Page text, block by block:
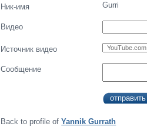
Ник-имя Gurri
Видео
Источник видео
Сообщение
Back to profile ofYannik Gurrath